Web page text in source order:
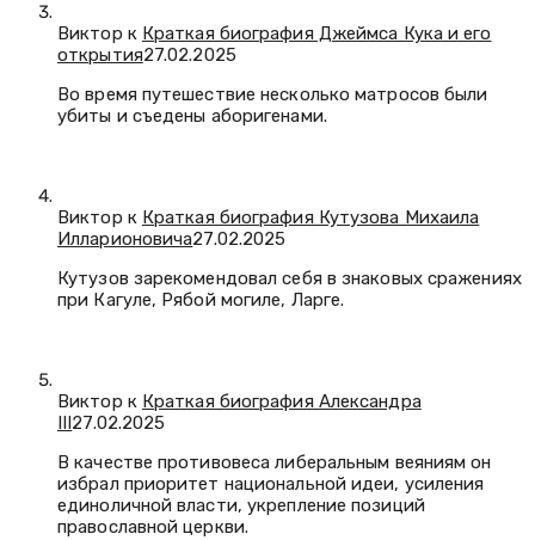
Виктор к Краткая биография Джеймса Кука и его
открытия27.02.2025
Во время путешествие несколько матросов были
убиты и съедены аборигенами.
Виктор к Краткая биография Кутузова Михаила
Илларионовича27.02.2025
Кутузов зарекомендовал себя в знаковых сражениях
при Кагуле, Рябой могиле, Ларге.
Виктор к Краткая биография Александра
III27.02.2025
В качестве противовеса либеральным веяниям он
избрал приоритет национальной идеи, усиления
единоличной власти, укрепление позиций
православной церкви.